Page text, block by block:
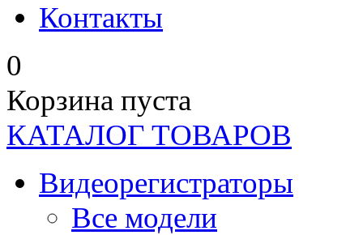
Контакты
0
Корзина пуста
КАТАЛОГ ТОВАРОВ
Видеорегистраторы
Все модели